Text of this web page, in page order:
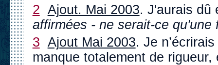
2 Ajout. Mai 2003. J'aurais dû
affirmées - ne serait-ce qu'une
3 Ajout Mai 2003. Je
manque totalement de